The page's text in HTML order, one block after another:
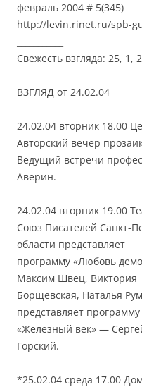
февраль 2004 # 5(345)
http://levin.rinet.ru/spb-
Свежесть взгляда: 25,
ВЗГЛЯД от 24.02.04
24.02.04 вторник 18.00
Авторский вечер
Ведущий встречи
Аверин.
24.02.04 вторник 19.00
Союз Писателей Санкт-
области представляет
программу «Любовь
Максим Швец, Виктория
Борщевская, Наталья
представляет программу
«Железный век» —
Горский.
*25.02.04 среда 17.00